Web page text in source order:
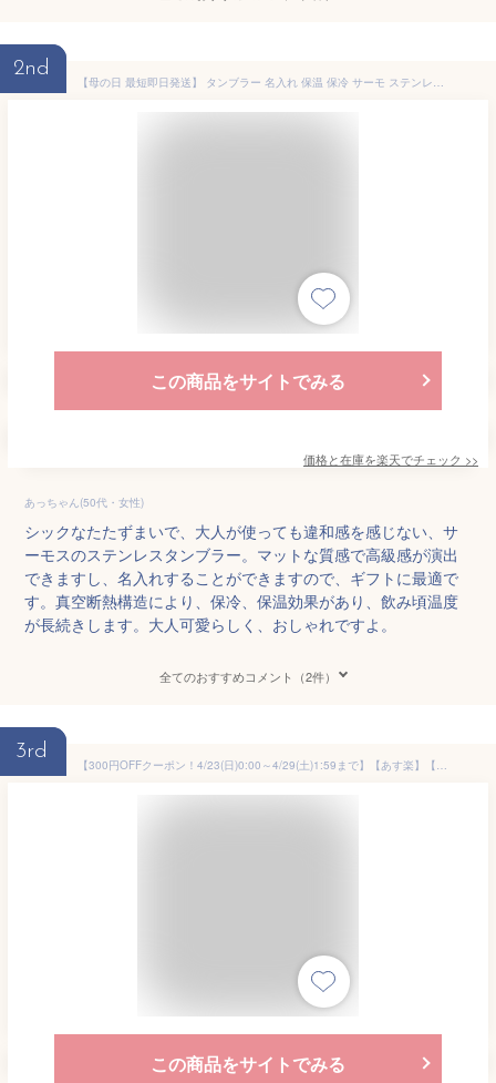
2nd
【母の日 最短即日発送】 タンブラー 名入れ 保温 保冷 サーモ ステンレス ステンレスタンブラー ペア ペアギフト 送料無料 ギフト 実用的 プレゼント 真空断熱 保冷保温 おしゃれ 記念品 名前入り お酒 結婚祝い 両親 380ml 男性 女性 入学祝い 就職祝い スポーツ
この商品をサイトでみる
価格と在庫を楽天でチェック >>
あっちゃん(50代・女性)
シックなたたずまいで、大人が使っても違和感を感じない、サ
ーモスのステンレスタンブラー。マットな質感で高級感が演出
できますし、名入れすることができますので、ギフトに最適で
す。真空断熱構造により、保冷、保温効果があり、飲み頃温度
が長続きします。大人可愛らしく、おしゃれですよ。
全てのおすすめコメント（2件）
3rd
【300円OFFクーポン！4/23(日)0:00～4/29(土)1:59まで】【あす楽】【名入れ無料】サーモス THERMOS 真空断熱タンブラー JDP-400 全3色 （保冷保温 魔法瓶構造 二重構造 名入れタンブラー ステンレスタンブラー 蓋付き タンブラー） おすすめ 誕生日 記念日 父の日 母の日
この商品をサイトでみる